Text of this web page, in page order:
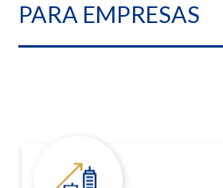
PARA EMPRESAS